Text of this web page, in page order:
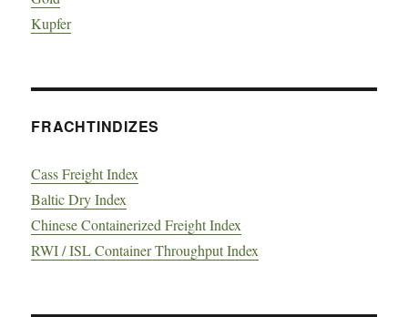
Kupfer
FRACHTINDIZES
Cass Freight Index
Baltic Dry Index
Chinese Containerized Freight Index
RWI / ISL Container Throughput Index